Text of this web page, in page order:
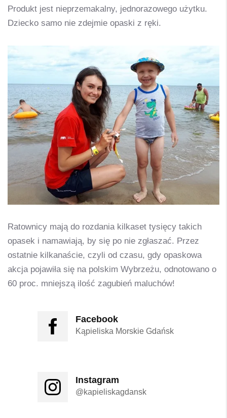
Produkt jest nieprzemakalny, jednorazowego użytku.
Dziecko samo nie zdejmie opaski z ręki.
Ratownicy mają do rozdania kilkaset tysięcy takich
opasek i namawiają, by się po nie zgłaszać. Przez
ostatnie kilkanaście, czyli od czasu, gdy opaskowa
akcja pojawiła się na polskim Wybrzeżu, odnotowano o
60 proc. mniejszą ilość zagubień maluchów!
Facebook
Kąpieliska Morskie Gdańsk
Instagram
@kapieliskagdansk